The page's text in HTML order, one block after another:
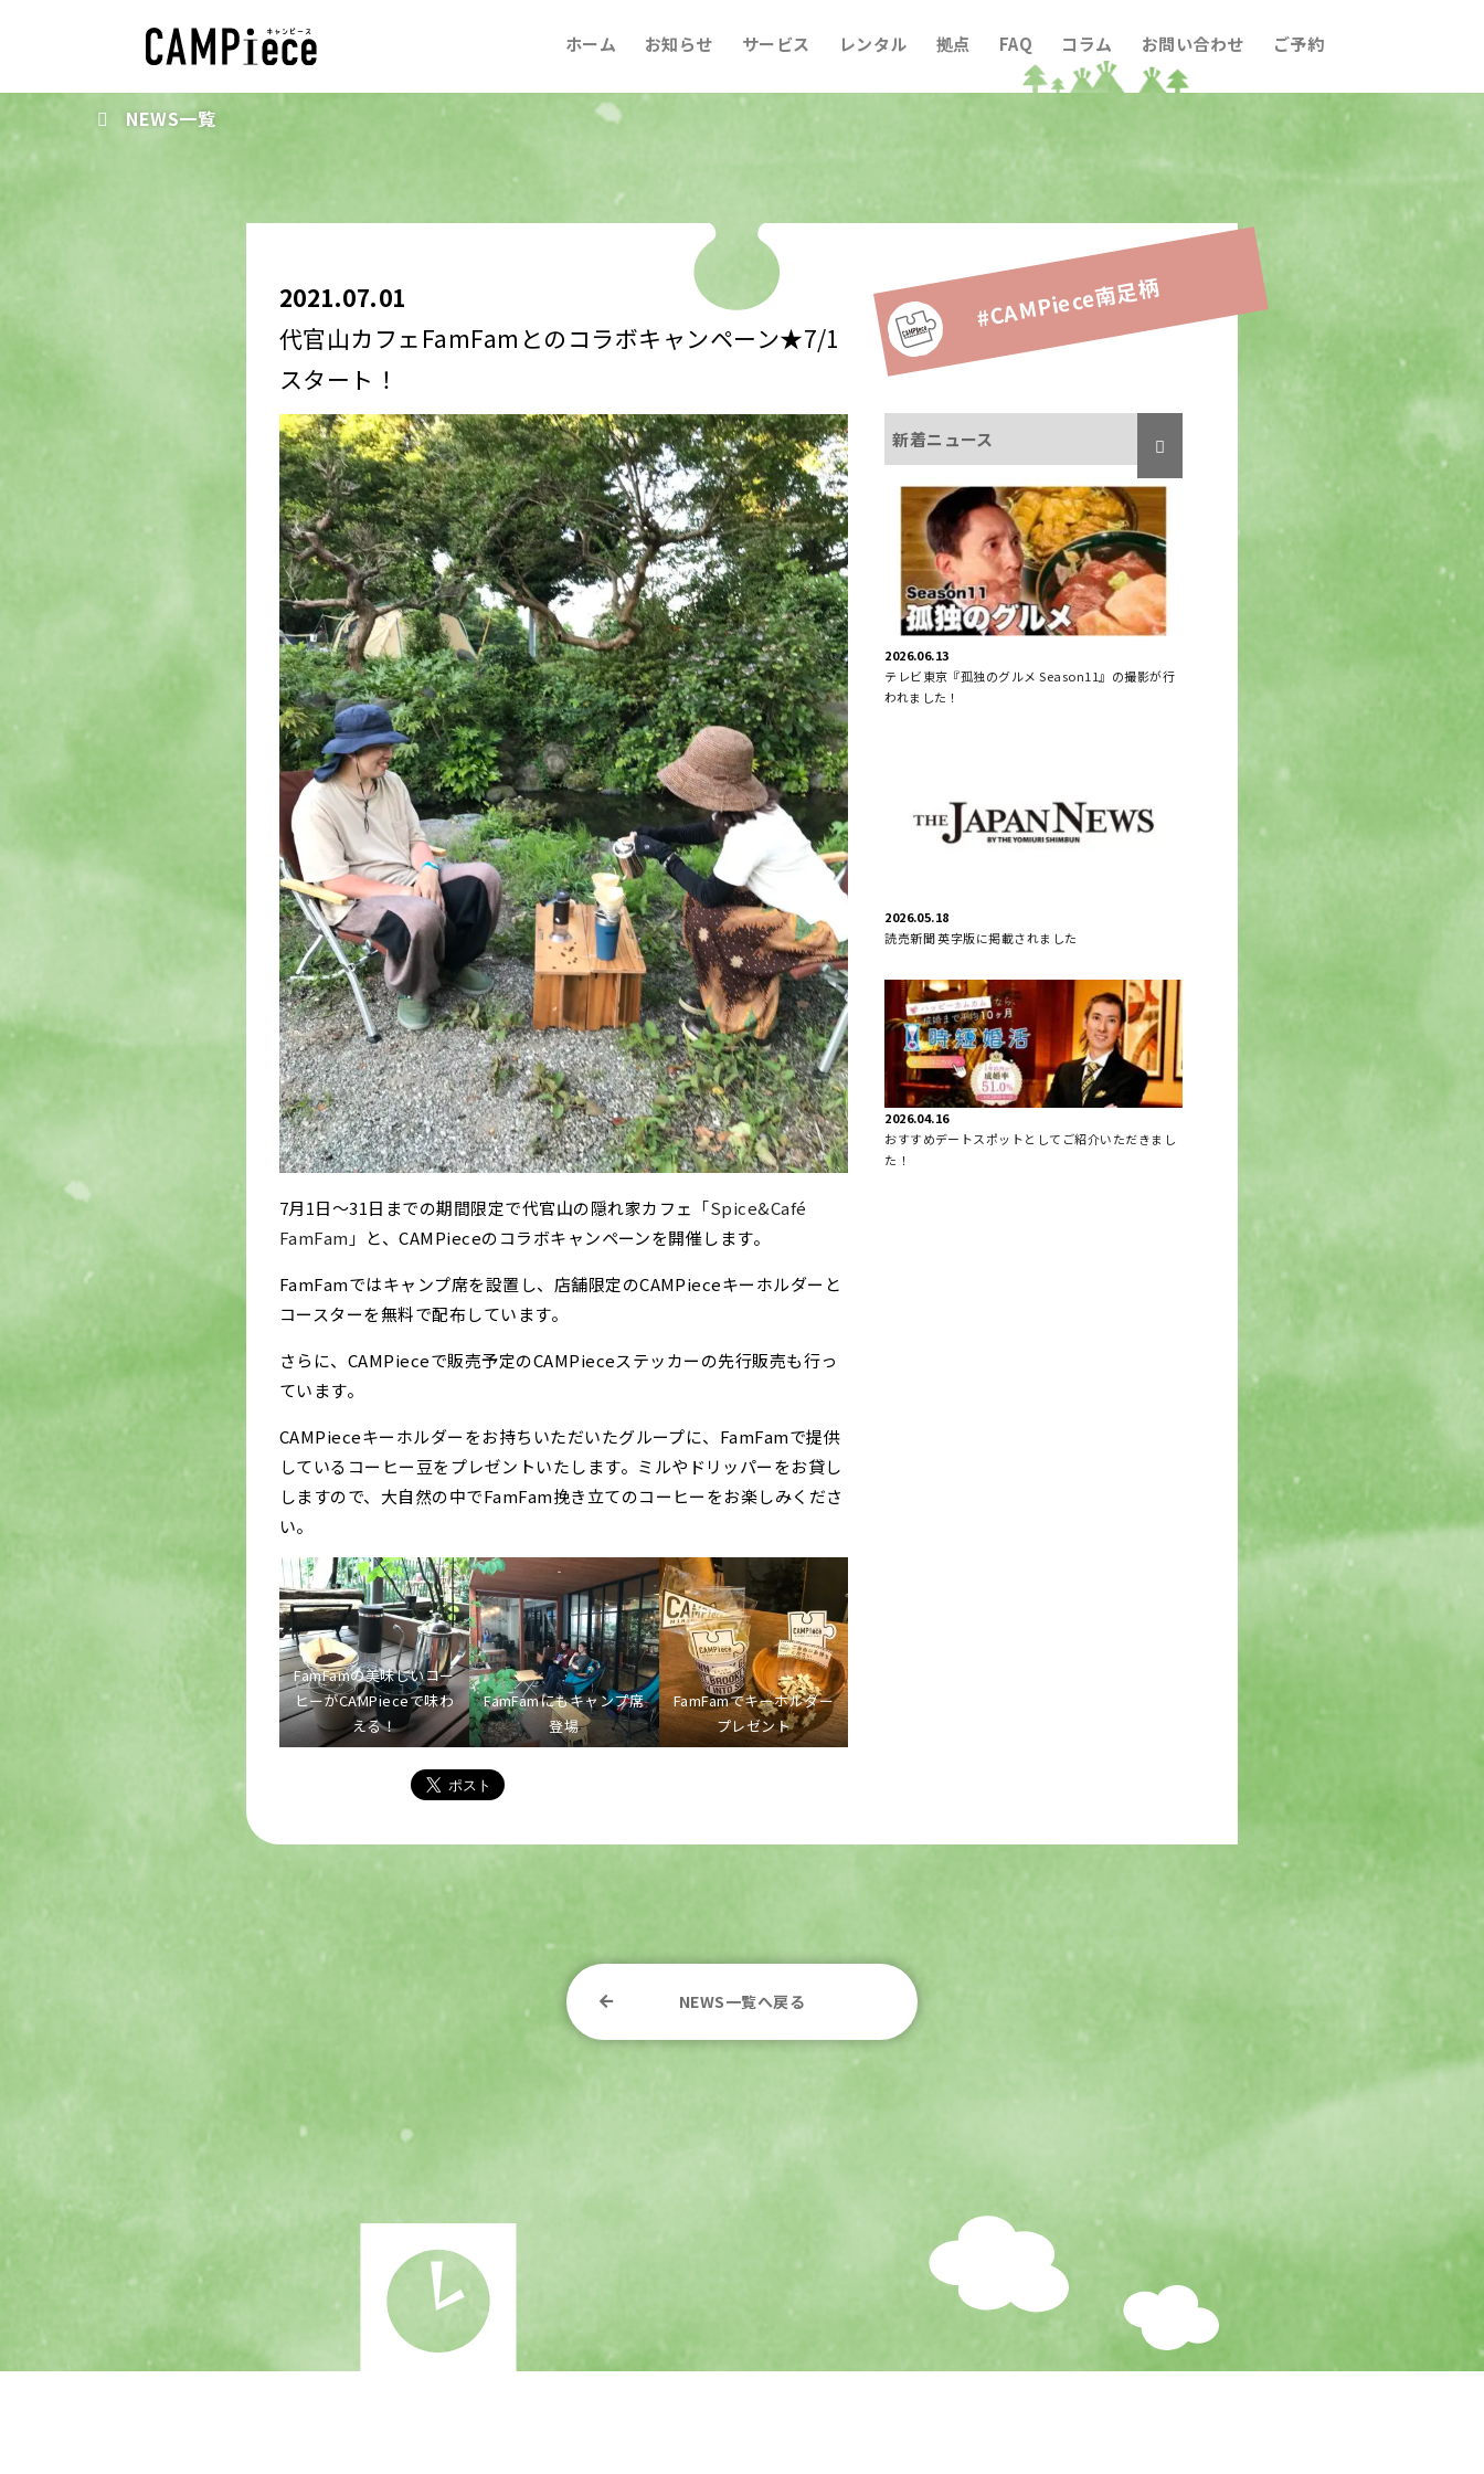
ホーム お知らせ サービス レンタル 拠点 FAQ コラム お問い合わせ ご予約
NEWS一覧
#CAMPiece南足柄
2021.07.01
代官山カフェFamFamとのコラボキャンペーン★7/1
スタート！
7月1日～31日までの期間限定で代官山の隠れ家カフェ 「Spice&Café
FamFam」 と、CAMPieceのコラボキャンペーンを開催します。
FamFamではキャンプ席を設置し、店舗限定のCAMPieceキーホルダーと
コースターを無料で配布しています。
さらに、CAMPieceで販売予定のCAMPieceステッカーの先行販売も行っ
ています。
CAMPieceキーホルダーをお持ちいただいたグループに、FamFamで提供
しているコーヒー豆をプレゼントいたします。ミルやドリッパーをお貸し
しますので、大自然の中でFamFam挽き立てのコーヒーをお楽しみくださ
い。
FamFamの美味しいコー
ヒーがCAMPieceで味わ
える！
FamFamにもキャンプ席
登場
FamFamでキーホルダー
プレゼント
新着ニュース
2026.06.13
テレビ東京『孤独のグルメ Season11』の撮影が行
われました！
2026.05.18
読売新聞 英字版に掲載されました
2026.04.16
おすすめデートスポットとしてご紹介いただきまし
た！
NEWS一覧へ戻る